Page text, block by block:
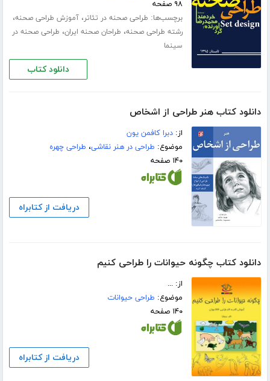
۹۸ صفحه
برچسب‌ها: طراحی صحنه در تئاتر،آموزش طراحی صحنه،
رشته طراحی صحنه، طراحان صحنه ایران، طراحی صحنه در
سینما
دانلود کتاب
دانلود کتاب هنر طراحی از اشخاص
از:دبرا کافمن یون
موضوع: طراحی در هنر نقاشی، طراحی چهره
۱۴۰ صفحه
دریافت از کتابراه
دانلود کتاب چگونه حیوانات را طراحی کنیم
از: ...
موضوع: طراحی حیوانات
۱۴۰ صفحه
دریافت از کتابراه